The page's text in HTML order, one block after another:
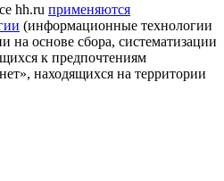
hh.ru применяются
(информационные технологии
на основе сбора, систематизации
к предпочтениям
находящихся на территории